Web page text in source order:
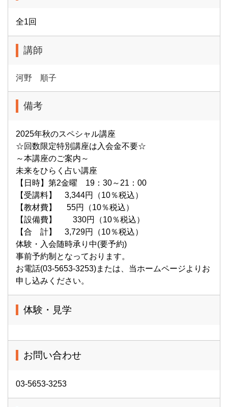
全1回
講師
河野 順子
備考
2025年秋のスペシャル講座
☆回数限定特別講座は入会金不要☆
～本講座のご案内～
未来をひらく占い講座
【日時】第2金曜 19：30～21：00
【受講料】 3,344円（10％税込）
【教材費】 55円（10％税込）
【設備費】 330円（10％税込）
【合 計】 3,729円（10％税込）
体験・入会随時承り中(要予約)
事前予約制となっております。
お電話(03-5653-3253)または、当ホームページよりお
申し込みください。
体験・見学
お問い合わせ
03-5653-3253